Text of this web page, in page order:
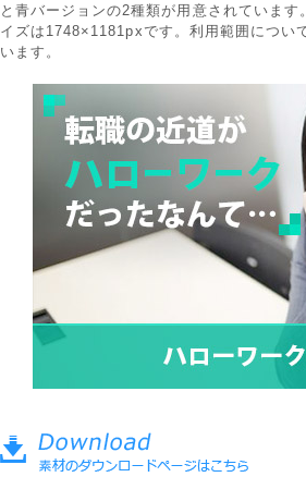
と青バージョンの2種類が用意されていま
イズは1748×1181pxです。利用範囲につい
います。